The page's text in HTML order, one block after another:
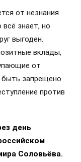
от незнания
всё знает, но
выгоден.
вклады,
от
быть запрещено
против
день
Соловьёва.